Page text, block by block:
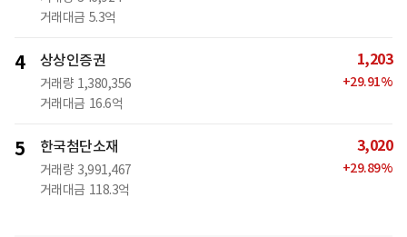
거래대금 5.3억
4 상상인증권
거래량 1,380,356
거래대금 16.6억
1,203
+29.91%
5 한국첨단소재
거래량 3,991,467
거래대금 118.3억
3,020
+29.89%